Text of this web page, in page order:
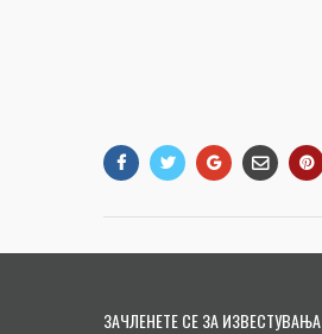
ЗАЧЛЕНЕТЕ СЕ ЗА ИЗВЕСТУВАЊА